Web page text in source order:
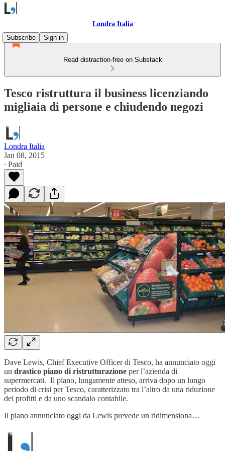
Londra Italia
Subscribe
Sign in
Read distraction-free on Substack
Tesco ristruttura il business licenziando
migliaia di persone e chiudendo negozi
Londra Italia
Jan 08, 2015
∙ Paid
Dave Lewis, Chief Executive Officer di Tesco, ha annunciato oggi
un drastico piano di ristrutturazione per l’azienda di
supermercati. Il piano, lungamente atteso, arriva dopo un lungo
periodo di crisi per Tesco, caratterizzato tra l’altro da una riduzione
dei profitti e da uno scandalo contabile.
Il piano annunciato oggi da Lewis prevede un ridimensiona…